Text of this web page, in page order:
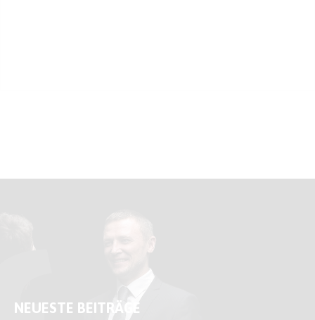
NEUESTE BEITRÄGE